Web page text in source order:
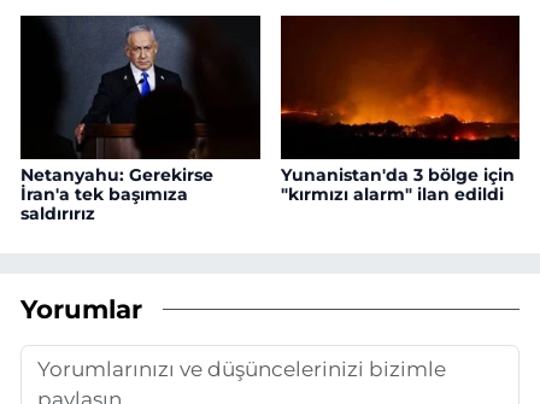
Netanyahu: Gerekirse
İran'a tek başımıza
saldırırız
Yunanistan'da 3 bölge için
"kırmızı alarm" ilan edildi
Yorumlar